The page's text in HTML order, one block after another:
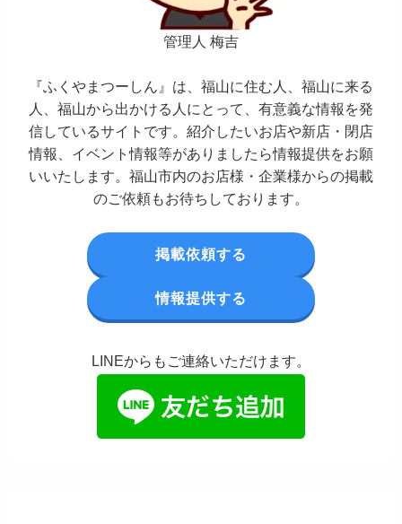
管理人 梅吉
『ふくやまつーしん』は、福山に住む人、福山に来る
人、福山から出かける人にとって、有意義な情報を発
信しているサイトです。紹介したいお店や新店・閉店
情報、イベント情報等がありましたら情報提供をお願
いいたします。福山市内のお店様・企業様からの掲載
のご依頼もお待ちしております。
掲載依頼する
情報提供する
LINEからもご連絡いただけます。